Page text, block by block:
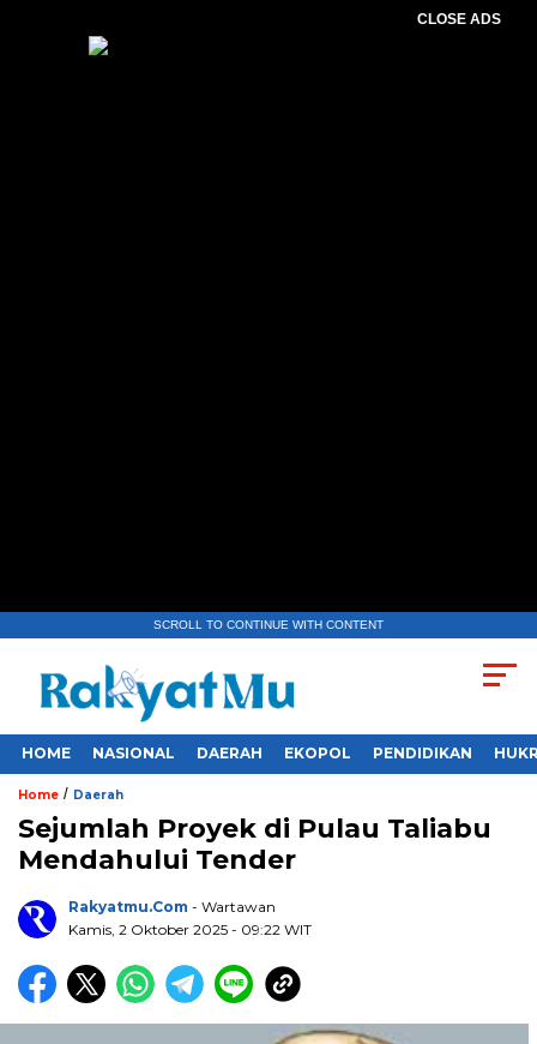
CLOSE ADS
SCROLL TO CONTINUE WITH CONTENT
HOME NASIONAL DAERAH EKOPOL PENDIDIKAN
Home / Daerah
Sejumlah Proyek di Pulau Taliabu
Mendahului Tender
Rakyatmu.com - Wartawan
Kamis, 2 Oktober 2025 - 09:22 WIT